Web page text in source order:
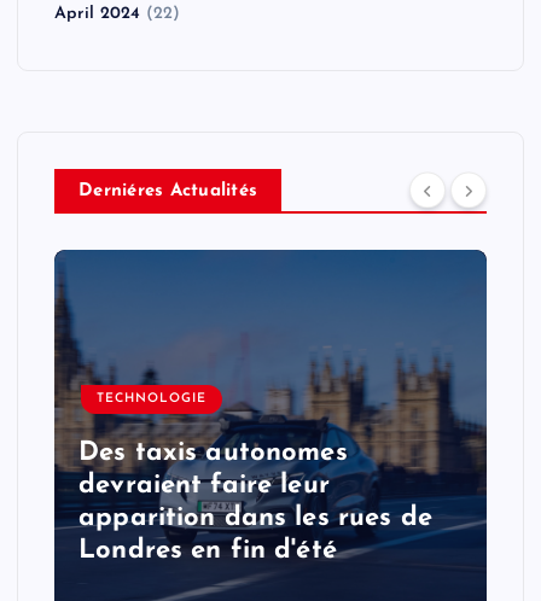
April 2024 (22)
Derniéres Actualités
TECHNOLOGIE
Des taxis autonomes
devraient faire leur
apparition dans les rues de
Londres en fin d'été